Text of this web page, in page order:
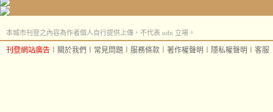
本城市刊登之內容為作者個人自行提供上傳，不代表 udn 立場。
刊登網站廣告 關於我們 常見問題 服務條款 著作權聲明 隱私權聲明 客服